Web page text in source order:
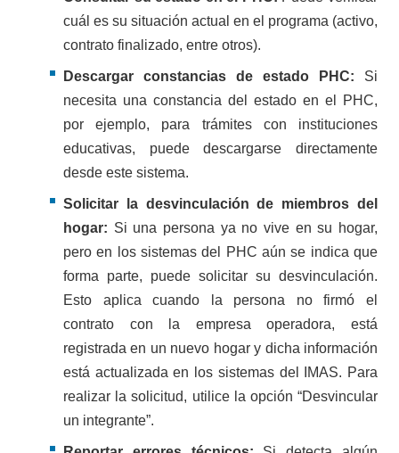
cuál es su situación actual en el programa (activo,
contrato finalizado, entre otros).
Descargar constancias de estado PHC: Si
necesita una constancia del estado en el PHC,
por ejemplo, para trámites con instituciones
educativas, puede descargarse directamente
desde este sistema.
Solicitar la desvinculación de miembros del
hogar: Si una persona ya no vive en su hogar,
pero en los sistemas del PHC aún se indica que
forma parte, puede solicitar su desvinculación.
Esto aplica cuando la persona no firmó el
contrato con la empresa operadora, está
registrada en un nuevo hogar y dicha información
está actualizada en los sistemas del IMAS. Para
realizar la solicitud, utilice la opción “Desvincular
un integrante”.